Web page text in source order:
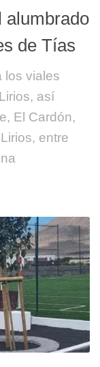
alumbrado
de Tías
los viales
así
El Cardón,
entre